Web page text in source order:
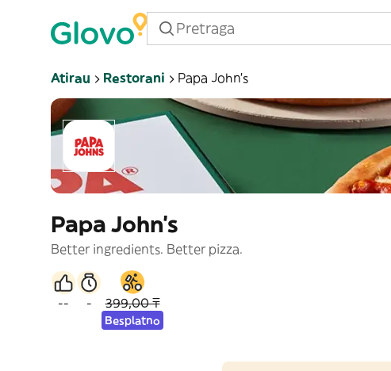
Atirau Restorani Papa John's
Papa John's
Better ingredients. Better pizza.
-- - 399,00 ₸
Besplatno